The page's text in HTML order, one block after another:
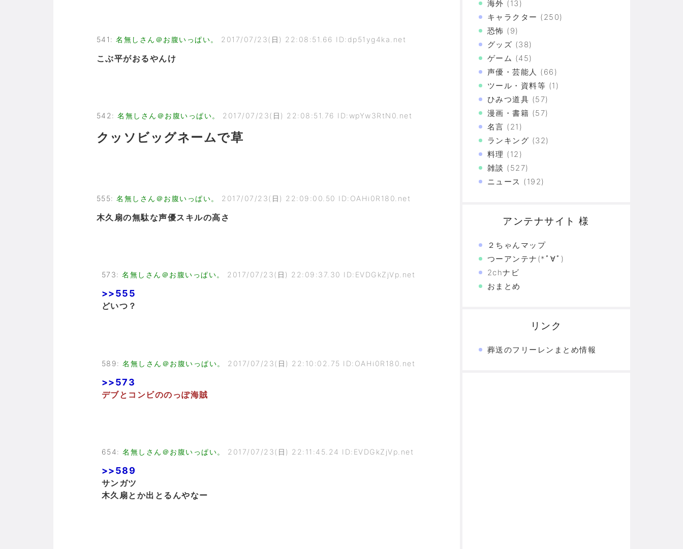
541 : 名無しさん＠お腹いっぱい。 2017/07/23(日) 22:08:51.66 ID:dp51yg4ka.net
こぶ平がおるやんけ
542 : 名無しさん＠お腹いっぱい。 2017/07/23(日) 22:08:51.76 ID:wpYw3RtN0.net
クッソビッグネームで草
555: 名無しさん＠お腹いっぱい。 2017/07/23(日) 22:09:00.50 ID:OAHi0R180.net
木久扇の無駄な声優スキルの高さ
573: 名無しさん＠お腹いっぱい。 2017/07/23(日) 22:09:37.30 ID:EVDGkZjVp.net
>>555
どいつ？
589: 名無しさん＠お腹いっぱい。 2017/07/23(日) 22:10:02.75 ID:OAHi0R180.net
>>573
デブとコンビののっぽ海賊
654: 名無しさん＠お腹いっぱい。 2017/07/23(日) 22:11:45.24 ID:EVDGkZjVp.net
>>589
サンガツ
木久扇とか出とるんやなー
海外 (13)
キャラクター (250)
恐怖 (9)
グッズ (38)
ゲーム (45)
声優・芸能人 (66)
ツール・資料等 (1)
ひみつ道具 (57)
漫画・書籍 (57)
名言 (21)
ランキング (32)
料理 (12)
雑談 (527)
ニュース (192)
アンテナサイト 様
２ちゃんマップ
つーアンテナ(*ﾟ∀ﾟ)
2chナビ
おまとめ
リンク
葬送のフリーレンまとめ情報